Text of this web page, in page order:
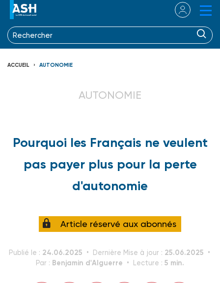
ACCUEIL AUTONOMIE
AUTONOMIE
Pourquoi les Français ne veulent
pas payer plus pour la perte
d'autonomie
Article réservé aux abonnés
Publié le : 24.06.2025 Dernière Mise à jour : 25.06.2025
Par : Benjamin d'Alguerre Lecture : 5 min.